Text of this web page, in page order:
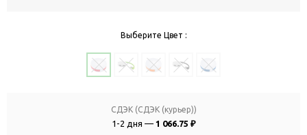
Выберите Цвет :
СДЭК (СДЭК (курьер))
1-2 дня — 1 066.75 ₽